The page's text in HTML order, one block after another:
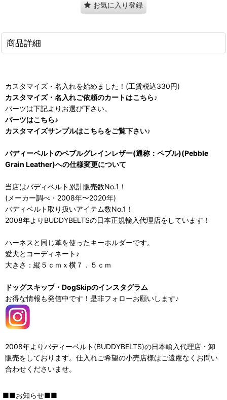
お気に入り登録
商品詳細
カスタマイズ・名入れを始めました！(工賃税込330円)
カスタマイズ・名入れご依頼のカートはこちら♪
パーツは下記よりお選び下さい。
パーツはこちら♪
カスタマイズサンプルはこちらをご覧下さい♪
バディーベルトのペブルグレインレザー(通称：ペブル)(Pebble
Grain Leather)への仕様変更について
当店はバディベルト累計販売数No.1！
(メーカー調べ・2008年〜2020年)
バディベルト取り扱いアイテム数No.1！
2008年よりBUDDYBELTSの日本正規輸入代理店をしています！
ハーネスと同じ革を使ったキーホルダーです。
愛犬とコーディネート♪
大きさ：縦５ｃｍｘ横７．５ｃｍ
ドッグスキップ・DogSkipのインスタグラム
お得な情報も発信中です！是非フォローお願いします♪
2008年よりバディーベルト(BUDDYBELTS)の日本輸入代理店・卸
販売をしております。仕入れご希望の小売店様はご遠慮なくお問い
合わせくださいませ。
■■お知らせ■■